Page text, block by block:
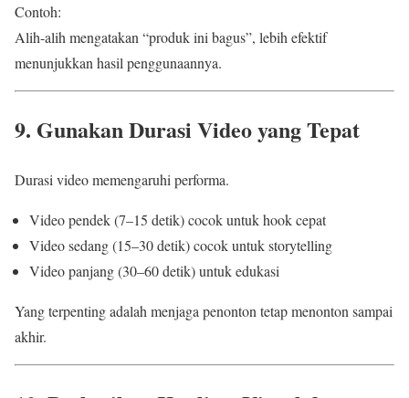
Contoh:
Alih-alih mengatakan “produk ini bagus”, lebih efektif
menunjukkan hasil penggunaannya.
9. Gunakan Durasi Video yang Tepat
Durasi video memengaruhi performa.
Video pendek (7–15 detik) cocok untuk hook cepat
Video sedang (15–30 detik) cocok untuk storytelling
Video panjang (30–60 detik) untuk edukasi
Yang terpenting adalah menjaga penonton tetap menonton sampai
akhir.